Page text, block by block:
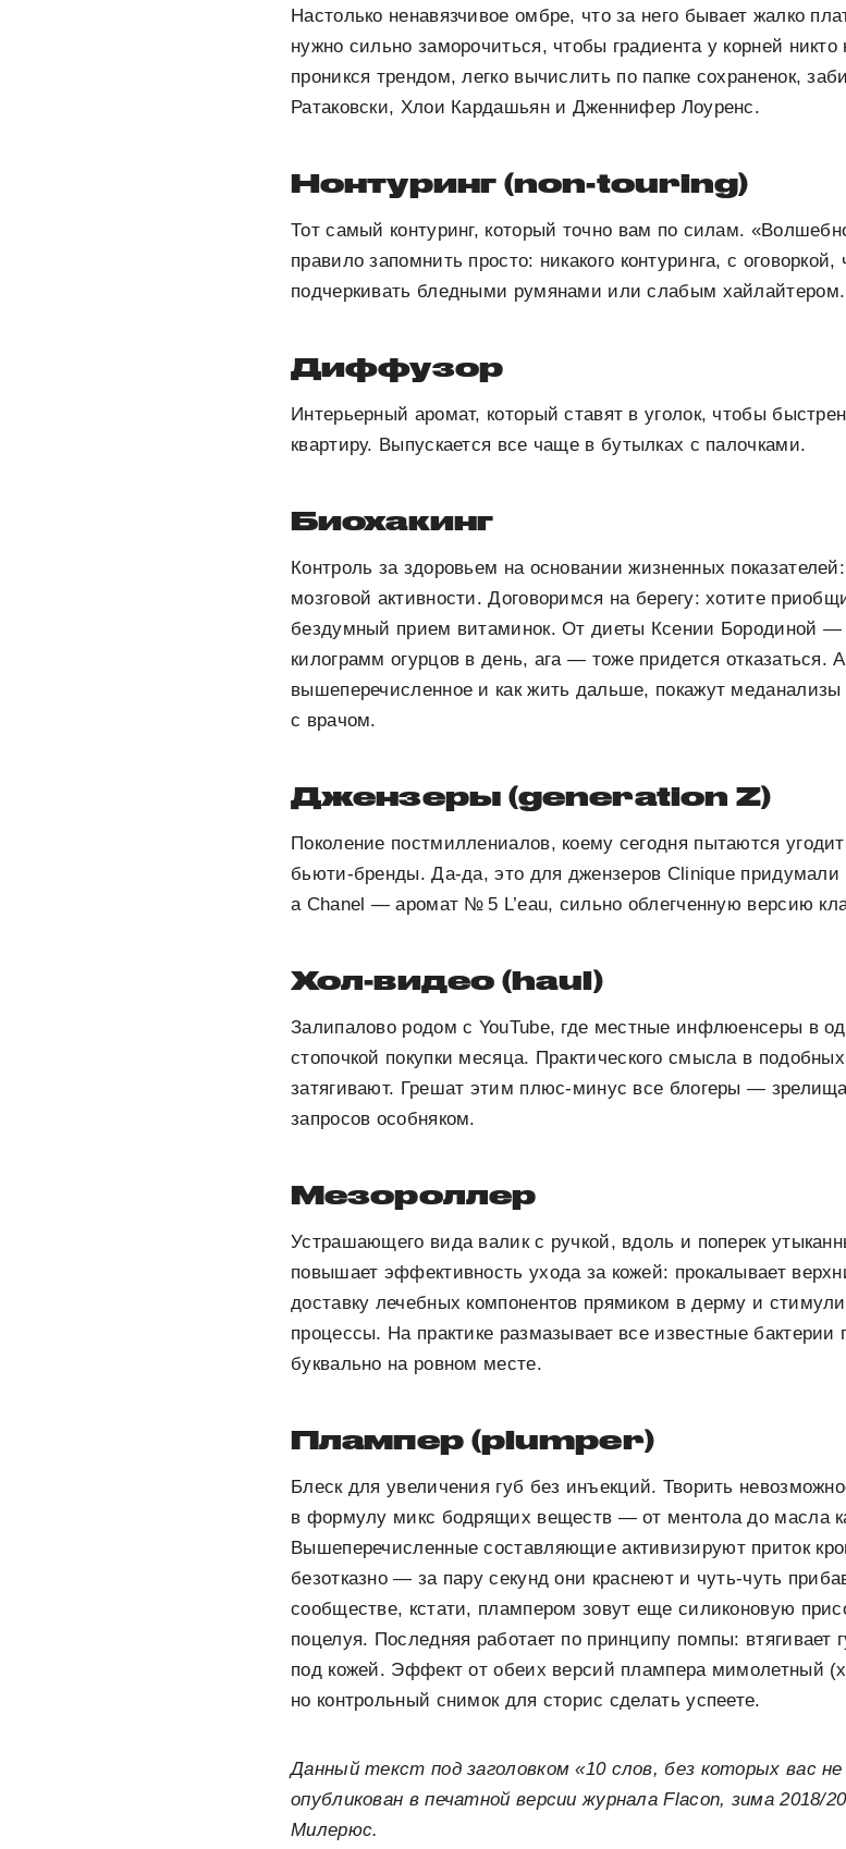
Настолько ненавязчивое омбре, что за него бывает жалко
нужно сильно заморочиться, чтобы градиента у корней
проникся трендом, легко вычислить по папке сохраненок,
Ратаковски, Хлои Кардашьян и Дженнифер Лоуренс.
Нонтуринг (non-touring)
Тот самый контуринг, который точно вам по силам.
правило запомнить просто: никакого контуринга, с
подчеркивать бледными румянами или слабым хайлайтером.
Диффузор
Интерьерный аромат, который ставят в уголок, чтобы
квартиру. Выпускается все чаще в бутылках с палочками.
Биохакинг
Контроль за здоровьем на основании жизненных
мозговой активности. Договоримся на берегу: хотите
бездумный прием витаминок. От диеты Ксении Бородиной —
килограмм огурцов в день, ага — тоже придется отказаться.
вышеперечисленное и как жить дальше, покажут
с врачом.
Джензеры (generation Z)
Поколение постмиллениалов, коему сегодня пытаются
бьюти-бренды. Да-да, это для джензеров Clinique
а Chanel — аромат № 5 L’eau, сильно облегченную версию
Хол-видео (haul)
Залипалово родом с YouTube, где местные инфлюенсеры в
стопочкой покупки месяца. Практического смысла в
затягивают. Грешат этим плюс-минуc все блогеры — зрелища
запросов особняком.
Мезороллер
Устрашающего вида валик с ручкой, вдоль и поперек
повышает эффективность ухода за кожей: прокалывает
доставку лечебных компонентов прямиком в дерму и
процессы. На практике размазывает все известные
буквально на ровном месте.
Плампер (plumper)
Блеск для увеличения губ без инъекций. Творить
в формулу микс бодрящих веществ — от ментола до масла
Вышеперечисленные составляющие активизируют приток
безотказно — за пару секунд они краснеют и чуть-чуть
сообществе, кстати, плампером зовут еще силиконовую
поцелуя. Последняя работает по принципу помпы: втягивает
под кожей. Эффект от обеих версий плампера мимолетный
но контрольный снимок для сторис сделать успеете.
Данный текст под заголовком «10 слов, без которых вас
опубликован в печатной версии журнала Flacon, зима
Милерюс.